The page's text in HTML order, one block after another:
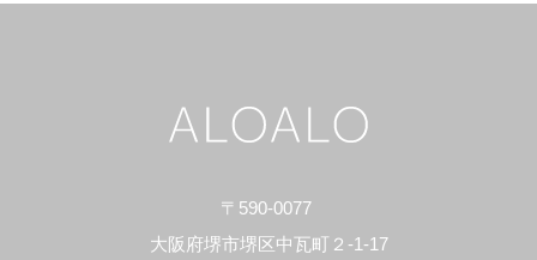
〒590-0077
大阪府堺市堺区中瓦町２-1-17